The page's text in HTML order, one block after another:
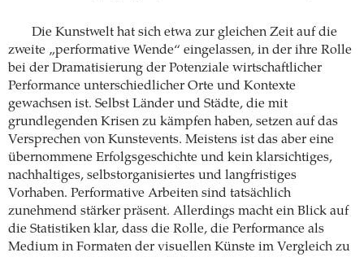
Die Kunstwelt hat sich etwa zur gleichen Zeit auf die
zweite „performative Wende“ eingelassen, in der ihre Rolle
bei der Dramatisierung der Potenziale wirtschaftlicher
Performance unterschiedlicher Orte und Kontexte
gewachsen ist. Selbst Länder und Städte, die mit
grundlegenden Krisen zu kämpfen haben, setzen auf das
Versprechen von Kunstevents. Meistens ist das aber eine
übernommene Erfolgsgeschichte und kein klarsichtiges,
nachhaltiges, selbstorganisiertes und langfristiges
Vorhaben. Performative Arbeiten sind tatsächlich
zunehmend stärker präsent. Allerdings macht ein Blick auf
die Statistiken klar, dass die Rolle, die Performance als
Medium in Formaten der visuellen Künste im Vergleich zu